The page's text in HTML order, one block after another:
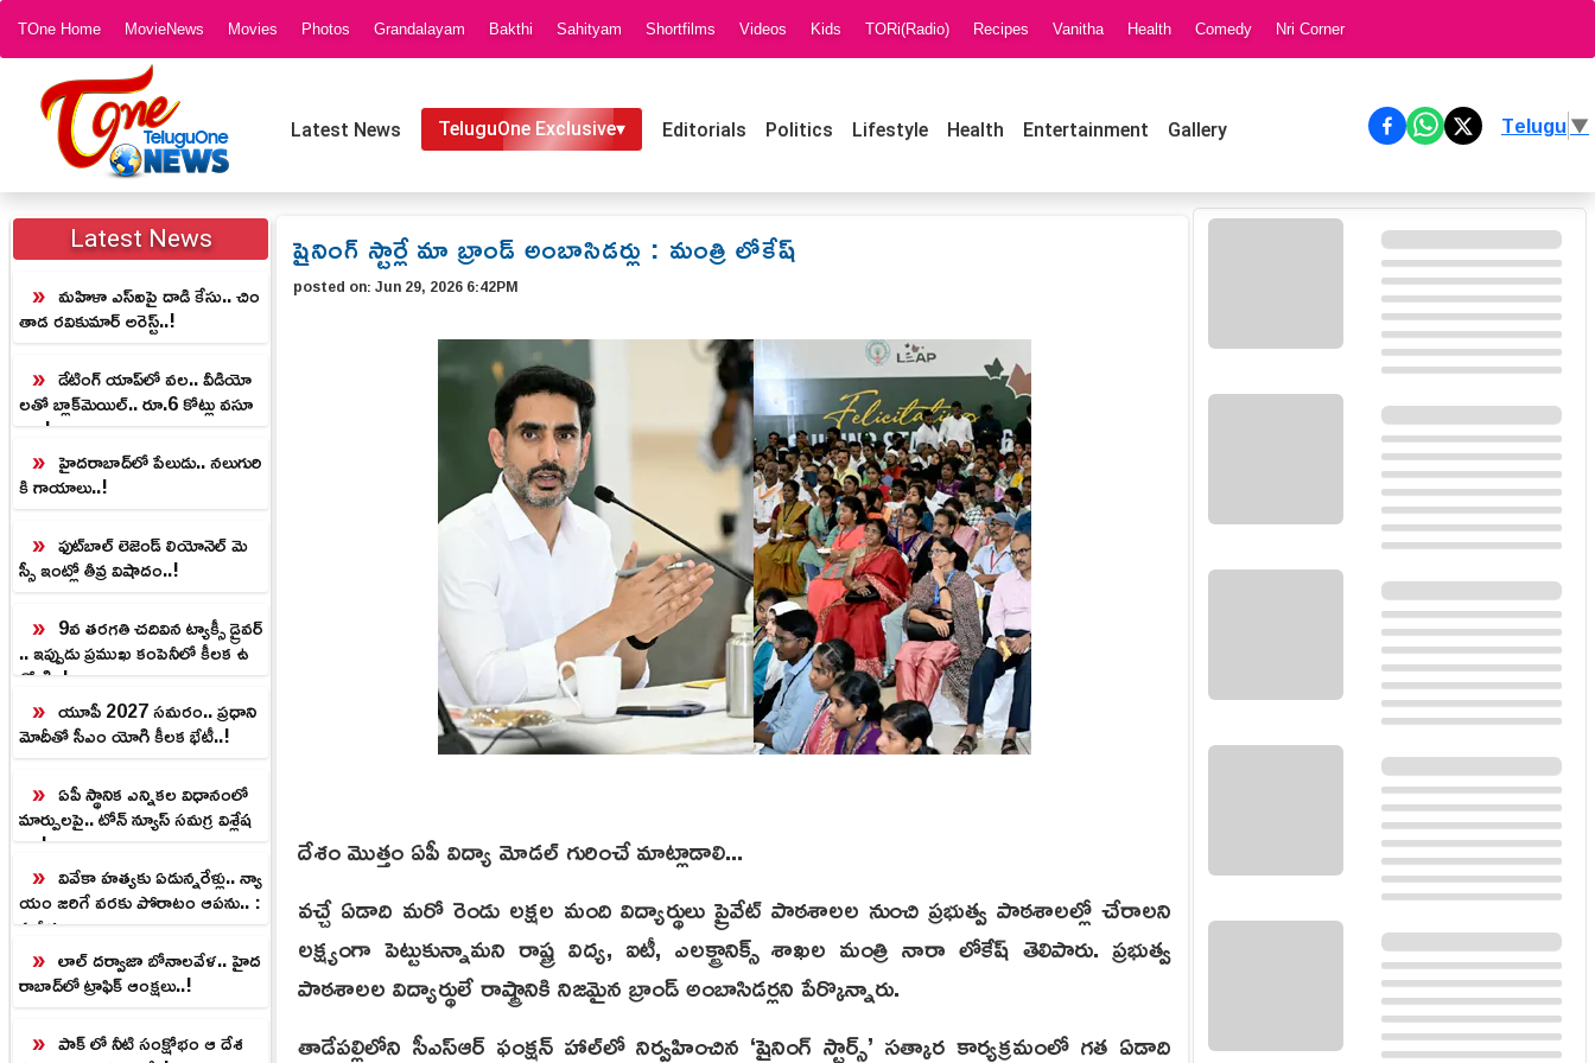
TOne Home MovieNews Movies Photos Grandalayam Bakthi Sahityam Shortfilms Videos Kids TORi(Radio) Recipes Vanitha Health Comedy Nri Corner
Latest News TeluguOne Exclusive▾ Editorials Politics Lifestyle Health Entertainment Gallery Telugu▼
Latest News
మహిళా ఎస్ఐపై దాడి కేసు.. చిం
తాడ రవికుమార్ అరెస్ట్..!
డేటింగ్‌ యాప్‌లో వల.. వీడియో
లతో బ్లాక్‌మెయిల్‌.. రూ.6 కోట్లు వసూ
లు..!
హైదరాబాద్‌లో పేలుడు.. నలుగురి
కి గాయాలు..!
ఫుట్‌బాల్ లెజెండ్ లియోనెల్ మె
స్సీ ఇంట్లో తీవ్ర విషాదం..!
9వ తరగతి చదివిన ట్యాక్సీ డ్రైవర్
.. ఇప్పుడు ప్రముఖ కంపెనీలో కీలక ఉ
ద్యోగి..!
యూపీ 2027 సమరం.. ప్రధాని
మోదీతో సీఎం యోగి కీలక భేటీ..!
ఏపీ స్థానిక ఎన్నికల విధానంలో
మార్పులపై.. టోన్ న్యూస్ సమగ్ర విశ్లేష
ణ..!
వివేకా హత్యకు ఏడున్నరేళ్లు.. న్యా
యం జరిగే వరకు పోరాటం ఆపను.. :
సునీత
లాల్ దర్వాజా బోనాలవేళ.. హైద
రాబాద్‌లో ట్రాఫిక్ ఆంక్షలు..!
పాక్ లో నీటి సంక్షోభం ఆ దేశ
షైనింగ్ స్టార్లే మా బ్రాండ్ అంబాసిడర్లు : మంత్రి లోకేష్
posted on:Jun 29, 2026 6:42PM
దేశం మొత్తం ఏపీ విద్యా మోడల్ గురించే మాట్లాడాలి...
వచ్చే ఏడాది మరో రెండు లక్షల మంది విద్యార్థులు ప్రైవేట్ పాఠశాలల నుంచి ప్రభుత్వ పాఠశాలల్లో చేరాలని
లక్ష్యంగా పెట్టుకున్నామని రాష్ట్ర విద్య, ఐటీ, ఎలక్ట్రానిక్స్ శాఖల మంత్రి నారా లోకేష్ తెలిపారు. ప్రభుత్వ
పాఠశాలల విద్యార్థులే రాష్ట్రానికి నిజమైన బ్రాండ్ అంబాసిడర్లని పేర్కొన్నారు.
తాడేపల్లిలోని సీఎస్‌ఆర్ ఫంక్షన్ హాల్‌లో నిర్వహించిన ‘షైనింగ్ స్టార్స్’ సత్కార కార్యక్రమంలో గత ఏడాది